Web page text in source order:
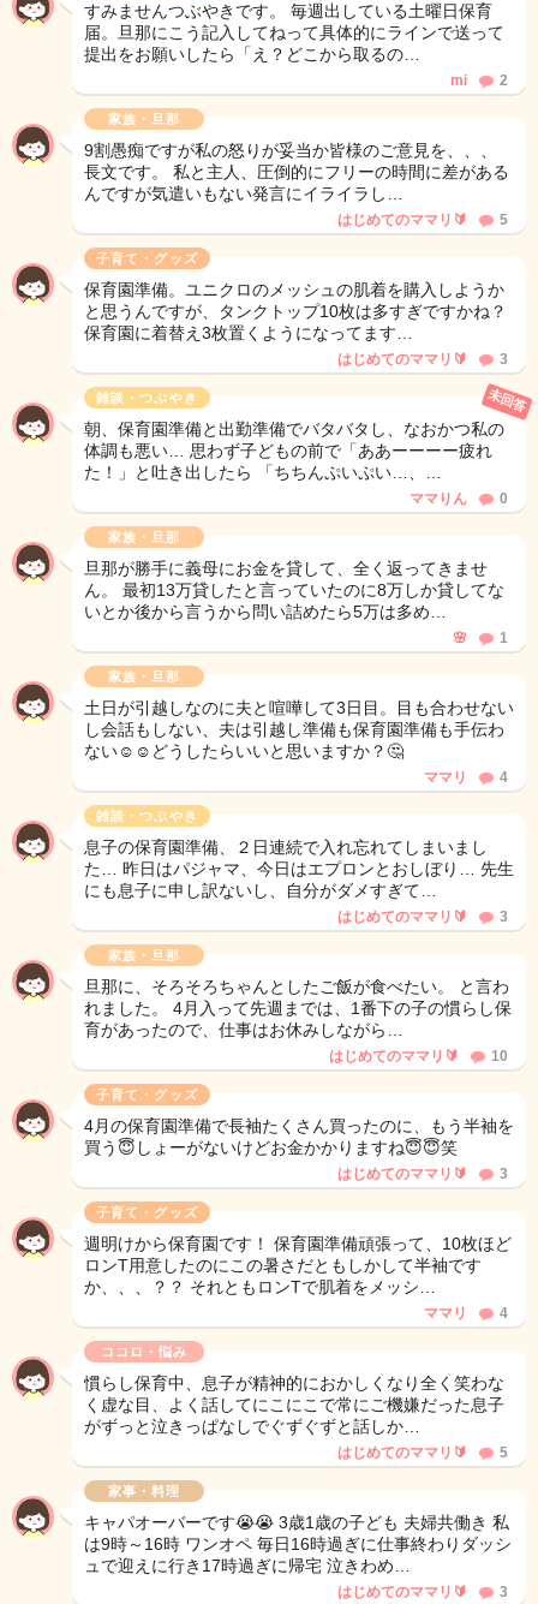
すみませんつぶやきです。 毎週出している土曜日保育
届。旦那にこう記入してねって具体的にラインで送って
提出をお願いしたら「え？どこから取るの…
mi 2
家族・旦那
9割愚痴ですが私の怒りが妥当か皆様のご意見を、、、
長文です。 私と主人、圧倒的にフリーの時間に差がある
んですが気遣いもない発言にイライラし…
はじめてのママリ🔰 5
子育て・グッズ
保育園準備。ユニクロのメッシュの肌着を購入しようか
と思うんですが、タンクトップ10枚は多すぎですかね？
保育園に着替え3枚置くようになってます…
はじめてのママリ🔰 3
雑談・つぶやき
朝、保育園準備と出勤準備でバタバタし、なおかつ私の
体調も悪い… 思わず子どもの前で「ああーーーー疲れ
た！」と吐き出したら 「ちちんぷいぷい…、…
未回答
ママりん 0
家族・旦那
旦那が勝手に義母にお金を貸して、全く返ってきませ
ん。 最初13万貸したと言っていたのに8万しか貸してな
いとか後から言うから問い詰めたら5万は多め…
🌸 1
家族・旦那
土日が引越しなのに夫と喧嘩して3日目。目も合わせない
し会話もしない、夫は引越し準備も保育園準備も手伝わ
ない☺️☺️どうしたらいいと思いますか？🤔
ママリ 4
雑談・つぶやき
息子の保育園準備、２日連続で入れ忘れてしまいまし
た… 昨日はパジャマ、今日はエプロンとおしぼり… 先生
にも息子に申し訳ないし、自分がダメすぎて…
はじめてのママリ🔰 3
家族・旦那
旦那に、そろそろちゃんとしたご飯が食べたい。 と言わ
れました。 4月入って先週までは、1番下の子の慣らし保
育があったので、仕事はお休みしながら…
はじめてのママリ🔰 10
子育て・グッズ
4月の保育園準備で長袖たくさん買ったのに、もう半袖を
買う😇しょーがないけどお金かかりますね😇😇笑
はじめてのママリ🔰 3
子育て・グッズ
週明けから保育園です！ 保育園準備頑張って、10枚ほど
ロンT用意したのにこの暑さだともしかして半袖です
か、、、？？ それともロンTで肌着をメッシ…
ママリ 4
ココロ・悩み
慣らし保育中、息子が精神的におかしくなり全く笑わな
く虚な目、よく話してにこにこで常にご機嫌だった息子
がずっと泣きっぱなしでぐずぐずと話しか…
はじめてのママリ🔰 5
家事・料理
キャパオーバーです😭😭 3歳1歳の子ども 夫婦共働き 私
は9時～16時 ワンオペ 毎日16時過ぎに仕事終わりダッシ
ュで迎えに行き17時過ぎに帰宅 泣きわめ…
はじめてのママリ🔰 3